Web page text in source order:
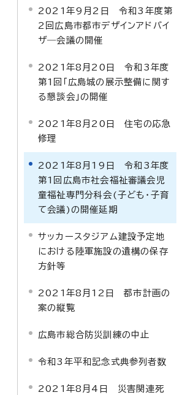
2021年9月2日 令和3年度第
2回広島市都市デザインアドバイ
ザ―会議の開催
2021年8月20日 令和3年度
第1回「広島城の展示整備に関す
る懇談会」の開催
2021年8月20日 住宅の応急
修理
2021年8月19日 令和3年度
第1回広島市社会福祉審議会児
童福祉専門分科会(子ども・子育
て会議)の開催延期
サッカースタジアム建設予定地
における陸軍施設の遺構の保存
方針等
2021年8月12日 都市計画の
案の縦覧
広島市総合防災訓練の中止
令和3年平和記念式典参列者数
2021年8月4日 災害関連死